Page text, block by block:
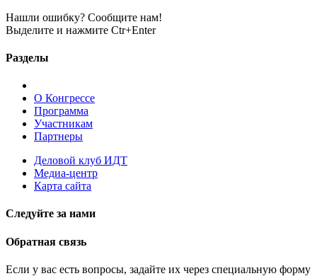
Нашли ошибку? Сообщите нам!
Выделите и нажмите Ctr+Enter
Разделы
О Конгрессе
Программа
Участникам
Партнеры
Деловой клуб ИДТ
Медиа-центр
Карта сайта
Следуйте за нами
Обратная связь
Если у вас есть вопросы, задайте их через специальную форму